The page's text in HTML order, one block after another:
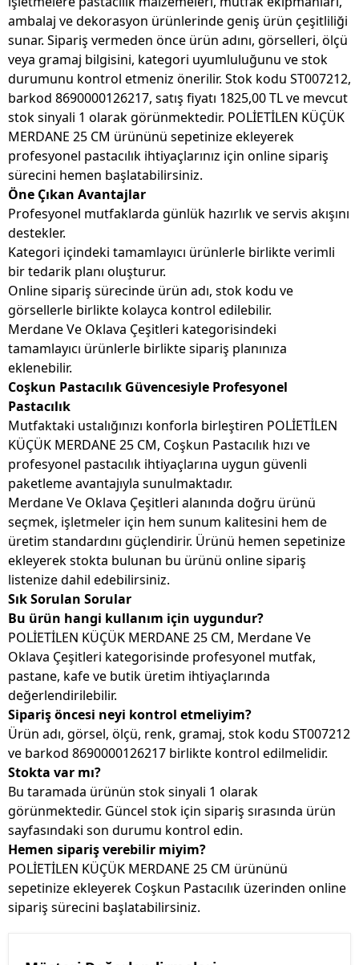
ambalaj ve dekorasyon ürünlerinde geniş ürün çeşitliliği
sunar. Sipariş vermeden önce ürün adını, görselleri, ölçü
veya gramaj bilgisini, kategori uyumluluğunu ve stok
durumunu kontrol etmeniz önerilir. Stok kodu ST007212,
barkod 8690000126217, satış fiyatı 1825,00 TL ve mevcut
stok sinyali 1 olarak görünmektedir. POLİETİLEN KÜÇÜK
MERDANE 25 CM ürününü sepetinize ekleyerek
profesyonel pastacılık ihtiyaçlarınız için online sipariş
sürecini hemen başlatabilirsiniz.
Öne Çıkan Avantajlar
Profesyonel mutfaklarda günlük hazırlık ve servis akışını
destekler.
Kategori içindeki tamamlayıcı ürünlerle birlikte verimli
bir tedarik planı oluşturur.
Online sipariş sürecinde ürün adı, stok kodu ve
görsellerle birlikte kolayca kontrol edilebilir.
Merdane Ve Oklava Çeşitleri kategorisindeki
tamamlayıcı ürünlerle birlikte sipariş planınıza
eklenebilir.
Coşkun Pastacılık Güvencesiyle Profesyonel
Pastacılık
Mutfaktaki ustalığınızı konforla birleştiren POLİETİLEN
KÜÇÜK MERDANE 25 CM, Coşkun Pastacılık hızı ve
profesyonel pastacılık ihtiyaçlarına uygun güvenli
paketleme avantajıyla sunulmaktadır.
Merdane Ve Oklava Çeşitleri alanında doğru ürünü
seçmek, işletmeler için hem sunum kalitesini hem de
üretim standardını güçlendirir. Ürünü hemen sepetinize
ekleyerek stokta bulunan bu ürünü online sipariş
listenize dahil edebilirsiniz.
Sık Sorulan Sorular
Bu ürün hangi kullanım için uygundur?
POLİETİLEN KÜÇÜK MERDANE 25 CM, Merdane Ve
Oklava Çeşitleri kategorisinde profesyonel mutfak,
pastane, kafe ve butik üretim ihtiyaçlarında
değerlendirilebilir.
Sipariş öncesi neyi kontrol etmeliyim?
Ürün adı, görsel, ölçü, renk, gramaj, stok kodu ST007212
ve barkod 8690000126217 birlikte kontrol edilmelidir.
Stokta var mı?
Bu taramada ürünün stok sinyali 1 olarak
görünmektedir. Güncel stok için sipariş sırasında ürün
sayfasındaki son durumu kontrol edin.
Hemen sipariş verebilir miyim?
POLİETİLEN KÜÇÜK MERDANE 25 CM ürününü
sepetinize ekleyerek Coşkun Pastacılık üzerinden online
sipariş sürecini başlatabilirsiniz.